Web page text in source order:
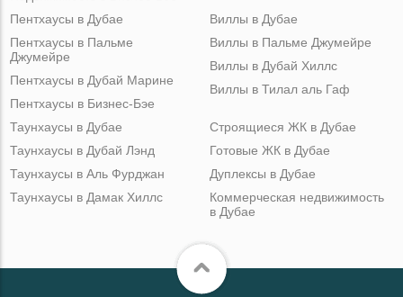
Пентхаусы в Дубае
Пентхаусы в Пальме
Джумейре
Пентхаусы в Дубай Марине
Пентхаусы в Бизнес-Бэе
Виллы в Дубае
Виллы в Пальме Джумейре
Виллы в Дубай Хиллс
Виллы в Тилал аль Гаф
Таунхаусы в Дубае
Таунхаусы в Дубай Лэнд
Таунхаусы в Аль Фурджан
Таунхаусы в Дамак Хиллс
Строящиеся ЖК в Дубае
Готовые ЖК в Дубае
Дуплексы в Дубае
Коммерческая недвижимость
в Дубае